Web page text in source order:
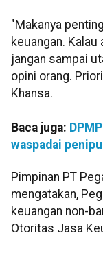
"Makanya
keuangan.
jangan sampai
opini orang.
Khansa.
Baca juga:
waspadai
Pimpinan PT
mengatakan,
keuangan non-
Otoritas Jasa